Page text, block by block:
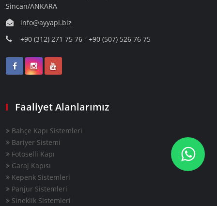
Sincan/ANKARA
info@ayyapi.biz
+90 (312) 271 75 76 - +90 (507) 526 76 75
Faaliyet Alanlarımız
Bahçe Kapı Sistemleri
Bariyer Sistemi
Fotoselli Kapı
Garaj Kapısı
Kepenk Sistemleri
Panjur Sistemleri
Sineklik Sistemleri